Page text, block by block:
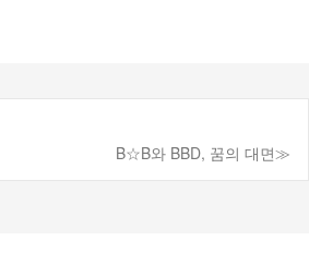
B☆B와 BBD, 꿈의 대면≫